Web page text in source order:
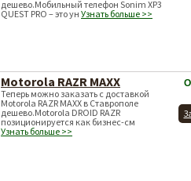
дешево.Мобильный телефон Sonim XP3
QUEST PRO – это ун Узнать больше >>
Motorola RAZR MAXX
Теперь можно заказать с доставкой
Motorola RAZR MAXX в Ставрополе
дешево.Motorola DROID RAZR
позиционируется как бизнес-см
Узнать больше >>